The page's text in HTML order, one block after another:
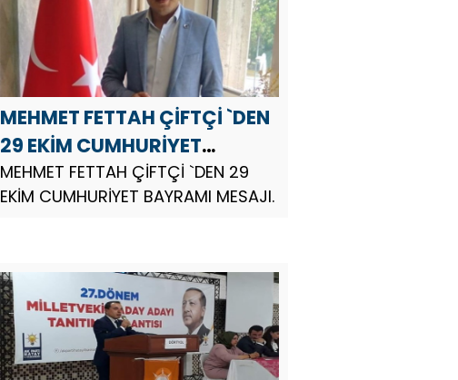
MEHMET FETTAH ÇİFTÇİ `DEN
29 EKİM CUMHURİYET
BAYRAMI MESAJI
MEHMET FETTAH ÇİFTÇİ `DEN 29
EKİM CUMHURİYET BAYRAMI MESAJI.